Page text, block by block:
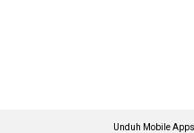
Unduh Mobile